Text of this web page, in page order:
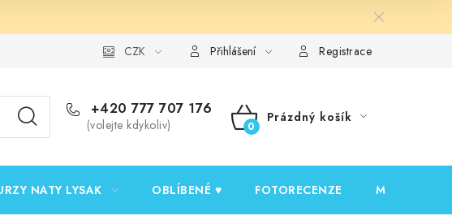
Podmínky ochrany osobních údajů Ověřování recenzí
CZK Přihlášení Registrace
+420 777 707 176
(volejte kdykoliv)
NÁKUPNÍ
Prázdný košík
NATY LYSAK OBLÍBENÉ ♥️ FOTORECENZE MOJE